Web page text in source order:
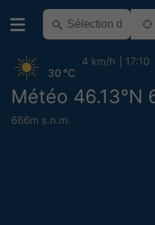
Météo 46.13°N
666m s.n.m.
30 °C
4 km/h 17:10